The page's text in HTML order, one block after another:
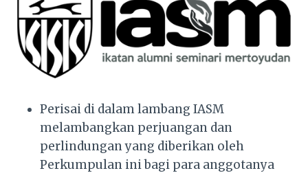
Perisai di dalam lambang IASM
melambangkan perjuangan dan
perlindungan yang diberikan oleh
Perkumpulan ini bagi para anggotanya